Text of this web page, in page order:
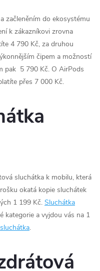
začleněním do ekosystému
k zákazníkovi zrovna
4 790 Kč, za druhou
čipem a možností
pak 5 790 Kč. O AirPods
přes 7 000 Kč.
sluchátka k mobilu, která
okatá kopie sluchátek
1 199 Kč. Sluchátka
kategorie a vyjdou vás na 1
.